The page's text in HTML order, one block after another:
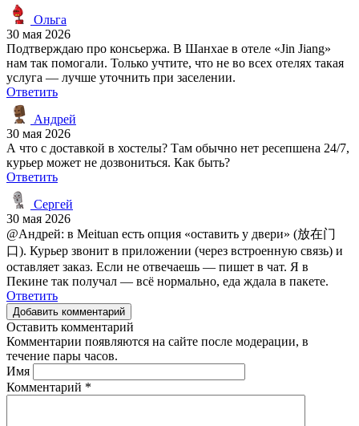
Ольга
30 мая 2026
Подтверждаю про консьержа. В Шанхае в отеле «Jin Jiang»
нам так помогали. Только учтите, что не во всех отелях такая
услуга — лучше уточнить при заселении.
Ответить
Андрей
30 мая 2026
А что с доставкой в хостелы? Там обычно нет ресепшена 24/7,
курьер может не дозвониться. Как быть?
Ответить
Сергей
30 мая 2026
@Андрей: в Meituan есть опция «оставить у двери» (放在门
口). Курьер звонит в приложении (через встроенную связь) и
оставляет заказ. Если не отвечаешь — пишет в чат. Я в
Пекине так получал — всё нормально, еда ждала в пакете.
Ответить
Добавить комментарий
Оставить комментарий
Комментарии появляются на сайте после модерации, в
течение пары часов.
Имя
Комментарий *